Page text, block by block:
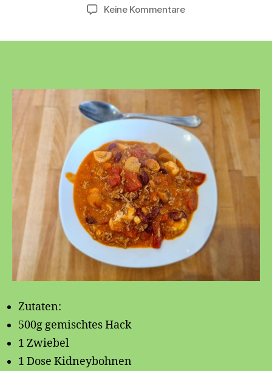
Keine Kommentarezu
Zutaten:
500g gemischtes Hack
1 Zwiebel
1 Dose Kidneybohnen